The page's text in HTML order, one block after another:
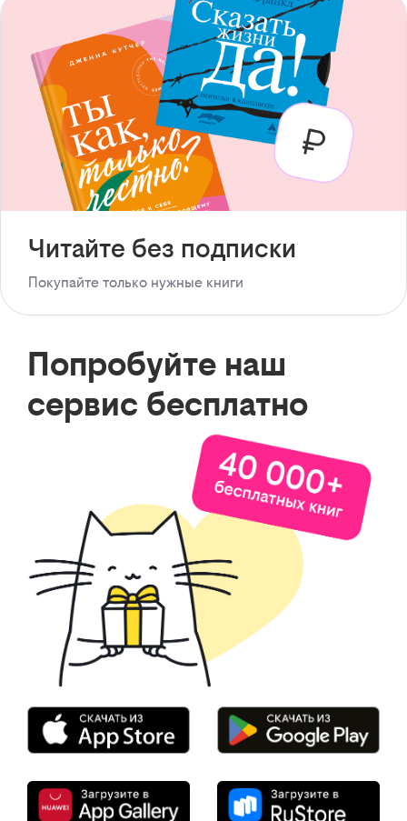
Читайте без подписки
Покупайте только нужные книги
Попробуйте наш
сервис бесплатно